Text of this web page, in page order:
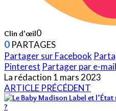
Clin d'œil0
0 PARTAGES
Partager sur Facebook
Pinterest Partager par e-mail
La rédaction 1 mars 2023
ARTICLE PRÉCÉDENT